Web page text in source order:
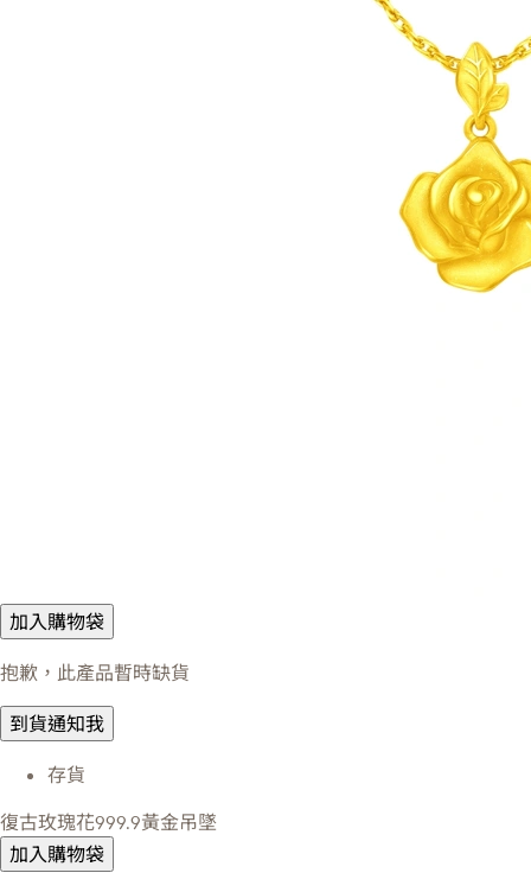
加入購物袋
抱歉，此產品暫時缺貨
到貨通知我
存貨
復古玫瑰花999.9黃金吊墜
加入購物袋